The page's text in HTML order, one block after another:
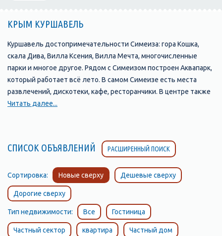
КРЫМ КУРШАВЕЛЬ
Куршавель достопримечательности Симеиза: гора Кошка,
скала Дива, Вилла Ксения, Вилла Мечта, многочисленные
парки и многое другое. Рядом с Симеизом построен Аквапарк,
который работает всё лето. В самом Симеизе есть места
развлечений, дискотеки, кафе, ресторанчики. В центре также
расположены междугородный переговорный пункт и рынок.
Читать далее...
СПИСОК ОБЪЯВЛЕНИЙ РАСШИРЕННЫЙ ПОИСК
Сортировка: Новые сверху Дешевые сверху
Дорогие сверху
Тип недвижимости: Все Гостиница
Частный сектор квартира Частный дом